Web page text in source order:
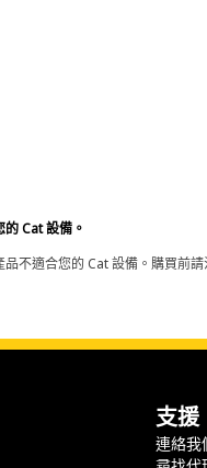
Cat 設備。
不適合您的 Cat 設備。購買前
支援
連絡我